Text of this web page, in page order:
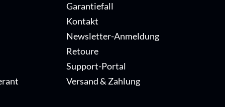
Garantiefall
Kontakt
Newsletter-Anmeldung
Retoure
Support-Portal
Versand & Zahlung